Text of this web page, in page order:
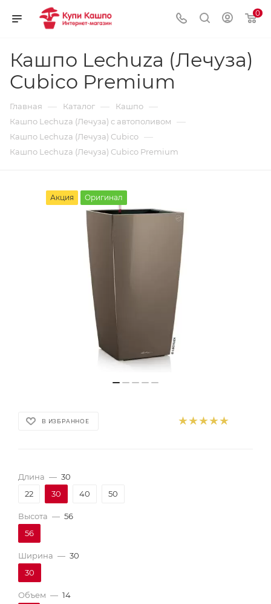
0
Кашпо Lechuza (Лечуза)
Cubico Premium
Главная — Каталог — Кашпо —
Кашпо Lechuza (Лечуза) с автополивом —
Кашпо Lechuza (Лечуза) Cubico —
Кашпо Lechuza (Лечуза) Cubico Premium
Акция Оригинал
В ИЗБРАННОЕ
Длина — 30
22
30 40 50
Высота — 56
56
Ширина — 30
30
Объем — 14